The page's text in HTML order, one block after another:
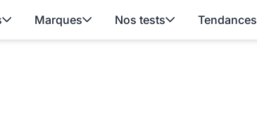
Marques Nos tests Tendances